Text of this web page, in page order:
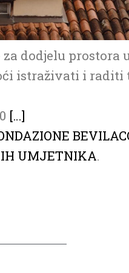
dodjelu prostora
istraživati i raditi
[…]
UMJETNIKA.